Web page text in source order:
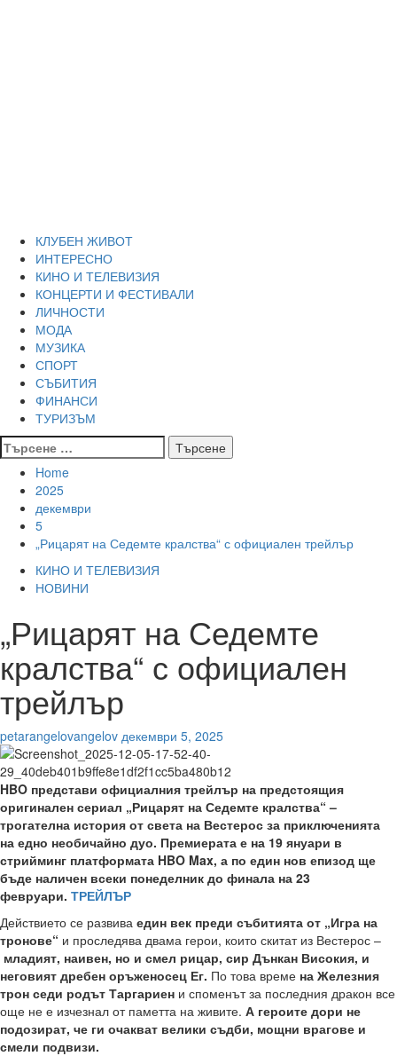
КЛУБЕН ЖИВОТ
ИНТЕРЕСНО
КИНО И ТЕЛЕВИЗИЯ
КОНЦЕРТИ И ФЕСТИВАЛИ
ЛИЧНОСТИ
МОДА
МУЗИКА
СПОРТ
СЪБИТИЯ
ФИНАНСИ
ТУРИЗЪМ
Търсене
за:
Home
2025
декември
5
„Рицарят на Седемте кралства“ с официален трейлър
КИНО И ТЕЛЕВИЗИЯ
НОВИНИ
„Рицарят на Седемте
кралства“ с официален
трейлър
petarangelovangelov декември 5, 2025
HBO представи официалния трейлър на предстоящия
оригинален сериал „Рицарят на Седемте кралства“ –
трогателна история от света на Вестерос за приключенията
на едно необичайно дуо. Премиерата е на 19 януари в
стрийминг платформата HBO Max, а по един нов епизод ще
бъде наличен всеки понеделник до финала на 23
февруари. ТРЕЙЛЪР
Действието се развива един век преди събитията от „Игра на
тронове“ и проследява двама герои, които скитат из Вестерос –
младият, наивен, но и смел рицар, сир Дънкан Високия, и
неговият дребен оръженосец Ег. По това време на Железния
трон седи родът Таргариен и споменът за последния дракон все
още не е изчезнал от паметта на живите. А героите дори не
подозират, че ги очакват велики съдби, мощни врагове и
смели подвизи.